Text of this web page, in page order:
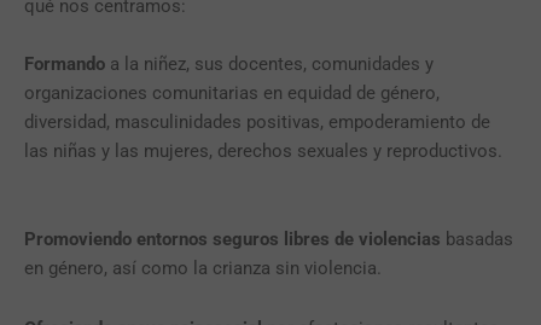
qué nos centramos:
Formando a la niñez, sus docentes, comunidades y
organizaciones comunitarias en equidad de género,
diversidad, masculinidades positivas, empoderamiento de
las niñas y las mujeres, derechos sexuales y reproductivos.
Promoviendo entornos seguros libres de violencias basadas
en género, así como la crianza sin violencia.